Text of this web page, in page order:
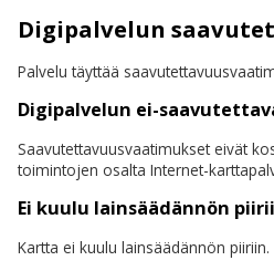
Digipalvelun
Palvelu täyttää
Digipalvelun ei-
Saavutettavuusvaatimukset eivät
toimintojen osalta Internet-
Ei kuulu lainsäädännön
Kartta ei kuulu lainsäädännön piiriin.